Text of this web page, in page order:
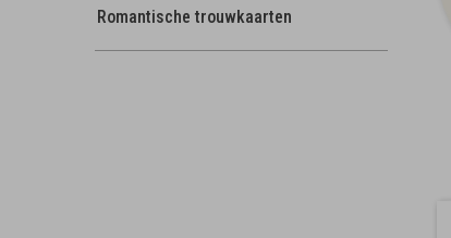
Romantische trouwkaarten